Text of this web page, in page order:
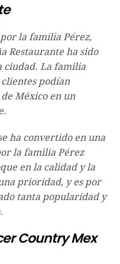
la familia Pérez,
Restaurante ha sido
ciudad. La familia
podían
México en un
ha convertido en una
la familia Pérez
en la calidad y la
prioridad, y es por
tanta popularidad y
Country Mex